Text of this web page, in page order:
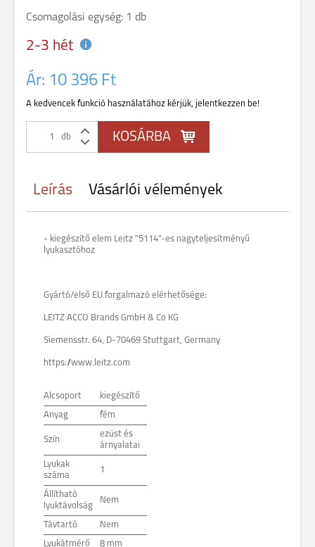
Csomagolási egység: 1 db
2-3 hét
Ár: 10 396 Ft
A kedvencek funkció használatához kérjük, jelentkezzen be!
db
Leírás Vásárlói vélemények
- kiegészítő elem Leitz "5114"-es nagyteljesítményű
lyukasztóhoz
Gyártó/első EU forgalmazó elérhetősége:
LEITZ ACCO Brands GmbH & Co KG
Siemensstr. 64, D-70469 Stuttgart, Germany
https://www.leitz.com
Alcsoport kiegészítő
Anyag fém
Szín
ezüst és
árnyalatai
Lyukak
száma
1
Állítható
lyuktávolság
Nem
Távtartó Nem
Lyukátmérő 8 mm